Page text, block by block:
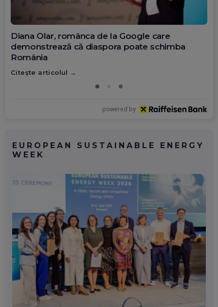
Diana Olar, românca de la Google care
demonstrează că diaspora poate schimba
România
Citește articolul
powered by
EUROPEAN SUSTAINABLE ENERGY
WEEK